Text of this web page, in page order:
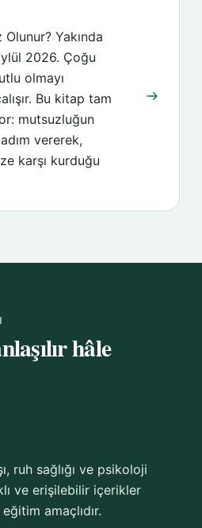
Olunur? Yakında
2026. Çoğu
olmayı
Bu kitap tam
mutsuzluğun
vererek,
karşı kurduğu
hâle
ruh sağlığı ve psikoloji
ve erişilebilir içerikler
amaçlıdır.